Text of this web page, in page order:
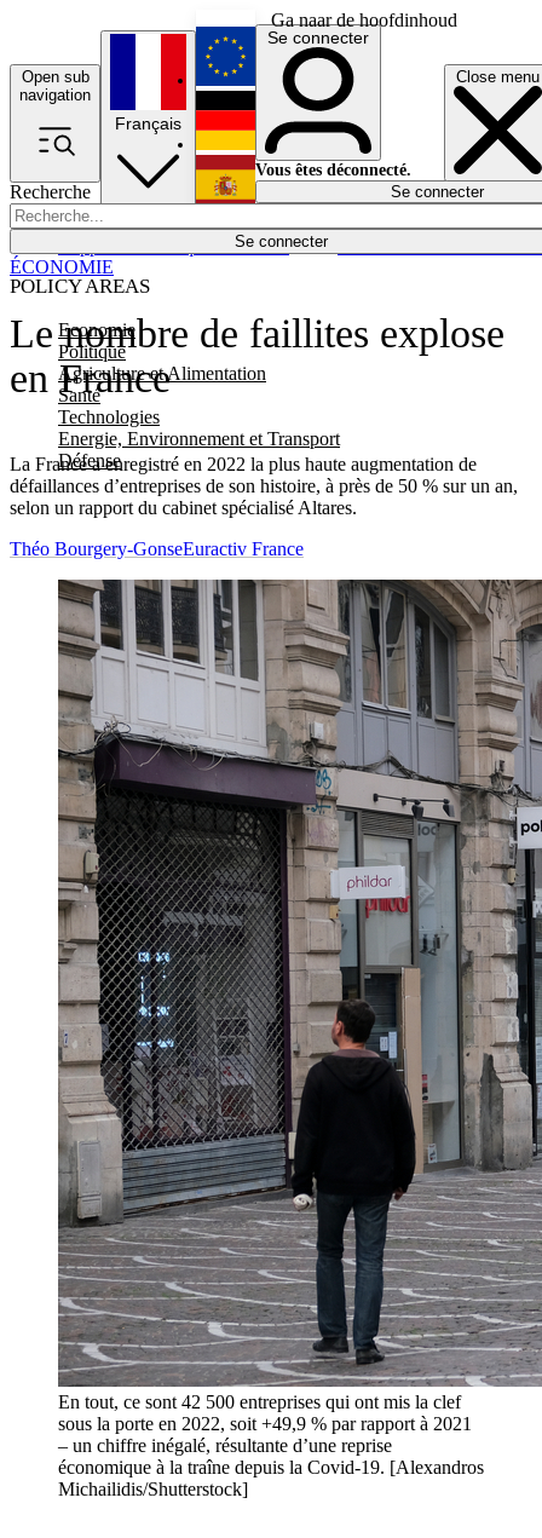
Ga naar de hoofdinhoud
Open sub
navigation
Close menu
Recherche
Se connecter
POLICY AREAS
Economie
Politique
Agriculture et Alimentation
Santé
Technologies
Energie, Environnement et Transport
Défense
Économie
Français
English
Deutsch
Español
Se connecter
Vous êtes déconnecté.
Se connecter
Le nombre de faillites explose
en France
La France a enregistré en 2022 la plus haute augmentation de
défaillances d’entreprises de son histoire, à près de 50 % sur un an,
selon un rapport du cabinet spécialisé Altares.
ÉCONOMIE
Théo Bourgery-GonseEuractiv France
En tout, ce sont 42 500 entreprises qui ont mis la clef
sous la porte en 2022, soit +49,9 % par rapport à 2021
– un chiffre inégalé, résultante d’une reprise
économique à la traîne depuis la Covid-19. [Alexandros
Michailidis/Shutterstock]